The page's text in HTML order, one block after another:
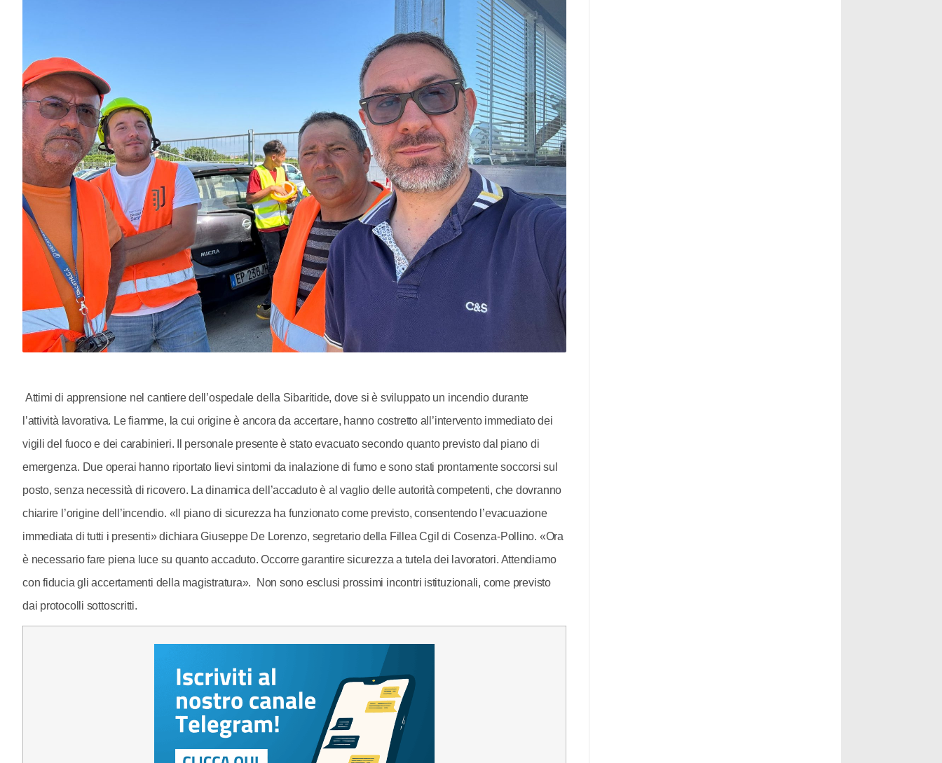
Attimi di apprensione nel cantiere dell’ospedale della Sibaritide, dove si è sviluppato un incendio durante
l’attività lavorativa. Le fiamme, la cui origine è ancora da accertare, hanno costretto all’intervento immediato dei
vigili del fuoco e dei carabinieri. Il personale presente è stato evacuato secondo quanto previsto dal piano di
emergenza. Due operai hanno riportato lievi sintomi da inalazione di fumo e sono stati prontamente soccorsi sul
posto, senza necessità di ricovero. La dinamica dell’accaduto è al vaglio delle autorità competenti, che dovranno
chiarire l’origine dell’incendio. «Il piano di sicurezza ha funzionato come previsto, consentendo l’evacuazione
immediata di tutti i presenti» dichiara Giuseppe De Lorenzo, segretario della Fillea Cgil di Cosenza-Pollino. «Ora
è necessario fare piena luce su quanto accaduto. Occorre garantire sicurezza a tutela dei lavoratori. Attendiamo
con fiducia gli accertamenti della magistratura». Non sono esclusi prossimi incontri istituzionali, come previsto
dai protocolli sottoscritti.